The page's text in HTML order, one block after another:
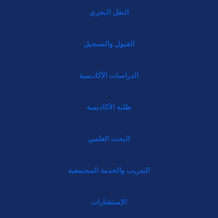
النقل البحري
القبول والتسجيل
الدراسات الأكاديمية
طلبة الأكاديمية
البحث العلمي
التدريب والخدمة المجتمعية
الإستشارات